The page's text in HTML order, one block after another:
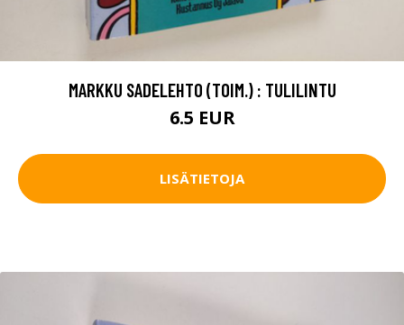
MARKKU SADELEHTO (TOIM.) : TULILINTU
6.5 EUR
LISÄTIETOJA